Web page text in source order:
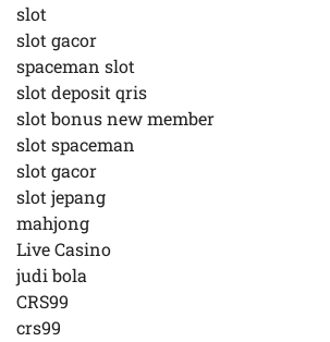
slot
slot gacor
spaceman slot
slot deposit qris
slot bonus new member
slot spaceman
slot gacor
slot jepang
mahjong
Live Casino
judi bola
CRS99
crs99